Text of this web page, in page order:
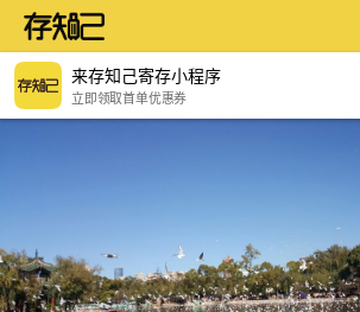
来存知己寄存小程序
立即领取首单优惠券